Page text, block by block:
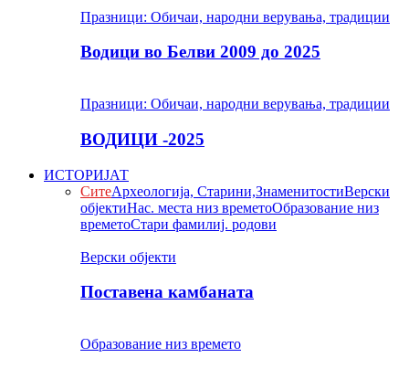
Празници: Обичаи, народни верувања, традиции
Водици во Белви 2009 до 2025
Празници: Обичаи, народни верувања, традиции
ВОДИЦИ -2025
ИСТОРИЈАТ
СитеАрхеологија, Старини,ЗнаменитостиВерски
објектиНас. места низ времетоОбразование низ
времетоСтари фамилиј. родови
Верски објекти
Поставена камбаната
Образование низ времето